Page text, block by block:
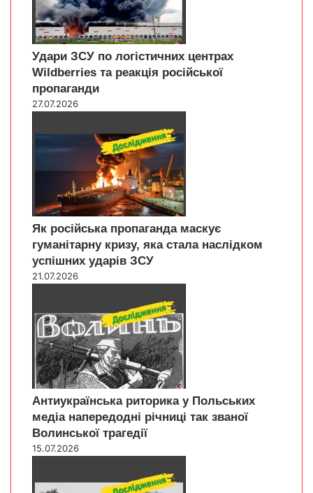
Удари ЗСУ по логістичних центрах
Wildberries та реакція російської
пропаганди
27.07.2026
Як російська пропаганда маскує
гуманітарну кризу, яка стала наслідком
успішних ударів ЗСУ
21.07.2026
Антиукраїнська риторика у Польських
медіа напередодні річниці так званої
Волинської трагедії
15.07.2026